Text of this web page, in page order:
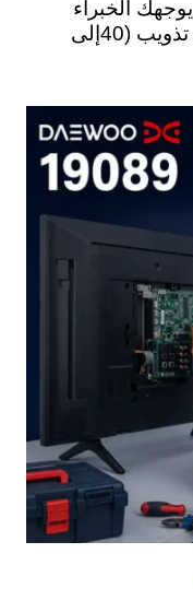
الخبراء
بأن تتأكد من استخدام إعداد طاقة تذويب (40إلى